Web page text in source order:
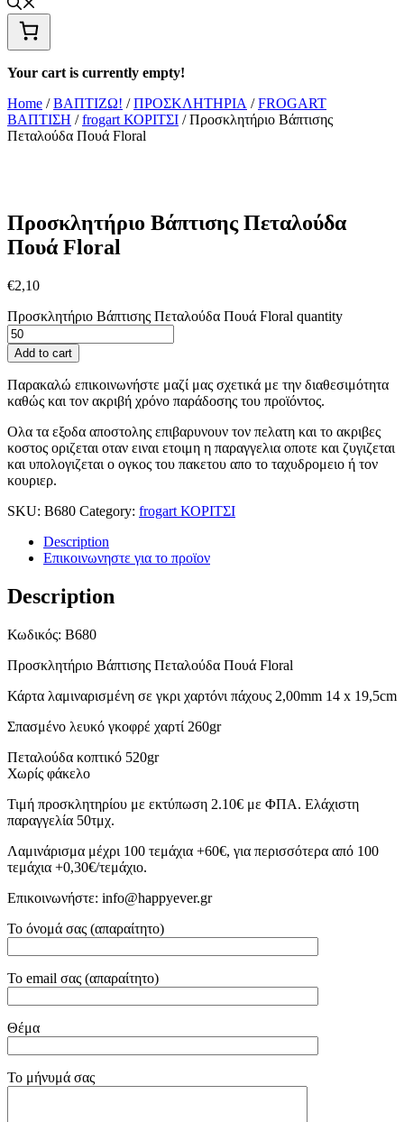
Your cart is currently empty!
Home /ΒΑΠΤΙΖΩ! /ΠΡΟΣΚΛΗΤΗΡΙΑ /FROGART
ΒΑΠΤΙΣΗ /frogart ΚΟΡΙΤΣΙ / Προσκλητήριο Βάπτισης
Πεταλούδα Πουά Floral
Προσκλητήριο Βάπτισης Πεταλούδα
Πουά Floral
€2,10
Προσκλητήριο Βάπτισης Πεταλούδα Πουά Floral quantity
Add to cart
Παρακαλώ επικοινωνήστε μαζί μας σχετικά με την διαθεσιμότητα
καθώς και τον ακριβή χρόνο παράδοσης του προϊόντος.
Ολα τα εξοδα αποστολης επιβαρυνουν τον πελατη και το ακριβες
κοστος οριζεται οταν ειναι ετοιμη η παραγγελια οποτε και ζυγιζεται
και υπολογιζεται ο ογκος του πακετου απο το ταχυδρομειο ή τον
κουριερ.
SKU: B680 Category: frogart ΚΟΡΙΤΣΙ
Description
Επικοινωνηστε για το προϊoν
Description
Κωδικός: B680
Προσκλητήριο Βάπτισης Πεταλούδα Πουά Floral
Κάρτα λαμιναρισμένη σε γκρι χαρτόνι πάχους 2,00mm 14 x 19,5cm
Σπασμένο λευκό γκοφρέ χαρτί 260gr
Πεταλούδα κοπτικό 520gr
Χωρίς φάκελο
Τιμή προσκλητηρίου με εκτύπωση 2.10€ με ΦΠΑ. Ελάχιστη
παραγγελία 50τμχ.
Λαμινάρισμα μέχρι 100 τεμάχια +60€, για περισσότερα από 100
τεμάχια +0,30€/τεμάχιο.
Επικοινωνήστε: info@happyever.gr
Το όνομά σας (απαραίτητο)
Το email σας (απαραίτητο)
Θέμα
Το μήνυμά σας